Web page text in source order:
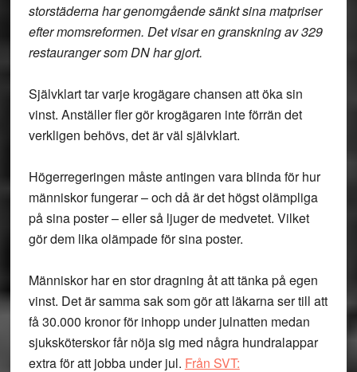
storstäderna har genomgående sänkt sina matpriser
efter momsreformen. Det visar en granskning av 329
restauranger som DN har gjort.
Självklart tar varje krogägare chansen att öka sin
vinst. Anställer fler gör krogägaren inte förrän det
verkligen behövs, det är väl självklart.
Högerregeringen måste antingen vara blinda för hur
människor fungerar – och då är det högst olämpliga
på sina poster – eller så ljuger de medvetet. Vilket
gör dem lika olämpade för sina poster.
Människor har en stor dragning åt att tänka på egen
vinst. Det är samma sak som gör att läkarna ser till att
få 30.000 kronor för inhopp under julnatten medan
sjuksköterskor får nöja sig med några hundralappar
extra för att jobba under jul. Från SVT: